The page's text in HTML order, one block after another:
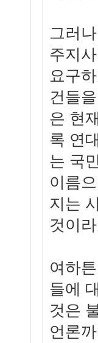
그러
주지
요구
건들
은 현
록 연
는 국
이름
지는
것이
여하
들에
것은
언론